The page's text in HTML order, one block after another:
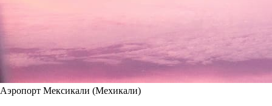
Аэропорт Мексикали (Мехикали)